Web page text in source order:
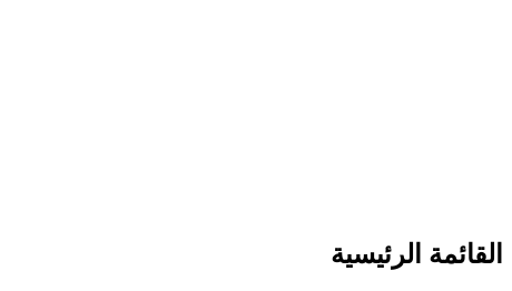
القائمة الرئيسية